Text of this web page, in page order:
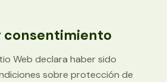
consentimiento
Web declara haber sido
sobre protección de